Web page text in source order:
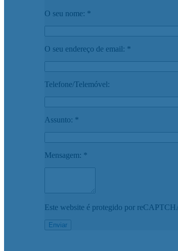
O seu nome: *
O seu endereço de email: *
Telefone/Telemóvel:
Assunto: *
Mensagem: *
Este website é protegido por